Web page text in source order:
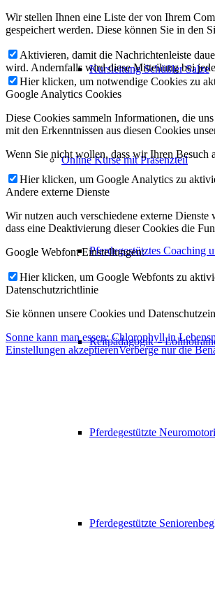
Kursleitung Schüßler Salze
Online Kurse mit Präsenzteil
Pferdegestütztes Coaching
Reitpädagogik –
Pferdegestützte
Pferdegestützte
Wir stellen Ihnen eine Liste der von Ihrem
gespeichert werden. Diese können Sie in den
Aktivieren, damit die Nachrichtenleiste
wird. Andernfalls wird diese Mitteilung bei
Hier klicken, um notwendige Cookies zu
Google Analytics Cookies
Diese Cookies sammeln Informationen, die
mit den Erkenntnissen aus diesen Cookies
Wenn Sie nicht wollen, dass wir Ihren Besuch
Hier klicken, um Google Analytics zu
Andere externe Dienste
Wir nutzen auch verschiedene externe
dass eine Deaktivierung dieser Cookies die
Google Webfont Einstellungen:
Hier klicken, um Google Webfonts zu
Datenschutzrichtlinie
Sie können unsere Cookies und
Sonne kann man essen: Chlorophyll in
Einstellungen akzeptierenVerberge nur die